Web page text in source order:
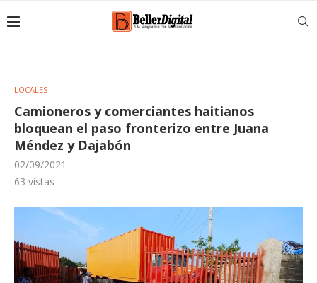
LOCALES
Camioneros y comerciantes haitianos
bloquean el paso fronterizo entre Juana
Méndez y Dajabón
02/09/2021
63 vistas